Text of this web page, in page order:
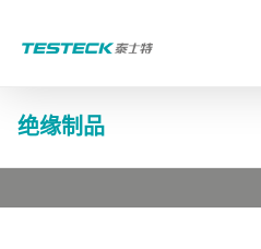
绝缘制品